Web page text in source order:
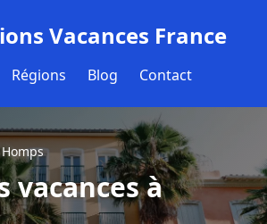
Vacances France
Régions Blog Contact
Homps
vacances à